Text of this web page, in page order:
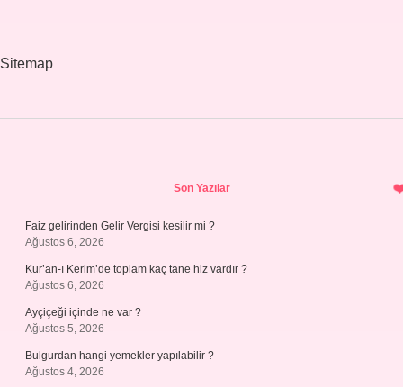
Sitemap
Son Yazılar
Faiz gelirinden Gelir Vergisi kesilir mi ?
Ağustos 6, 2026
Kur’an-ı Kerim’de toplam kaç tane hiz vardır ?
Ağustos 6, 2026
Ayçiçeği içinde ne var ?
Ağustos 5, 2026
Bulgurdan hangi yemekler yapılabilir ?
Ağustos 4, 2026